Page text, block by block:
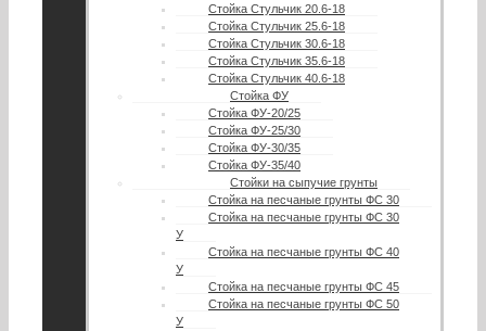
Стойка Стульчик 20.6-18
Стойка Стульчик 25.6-18
Стойка Стульчик 30.6-18
Стойка Стульчик 35.6-18
Стойка Стульчик 40.6-18
Стойка ФУ
Стойка ФУ-20/25
Стойка ФУ-25/30
Стойка ФУ-30/35
Стойка ФУ-35/40
Стойки на сыпучие грунты
Стойка на песчаные грунты ФС 30
Стойка на песчаные грунты ФС 30
У
Стойка на песчаные грунты ФС 40
У
Стойка на песчаные грунты ФС 45
Стойка на песчаные грунты ФС 50
У